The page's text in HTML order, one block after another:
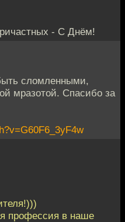
- С Днём!
сломленными,
мразотой. Спасибо за
профессия в наше